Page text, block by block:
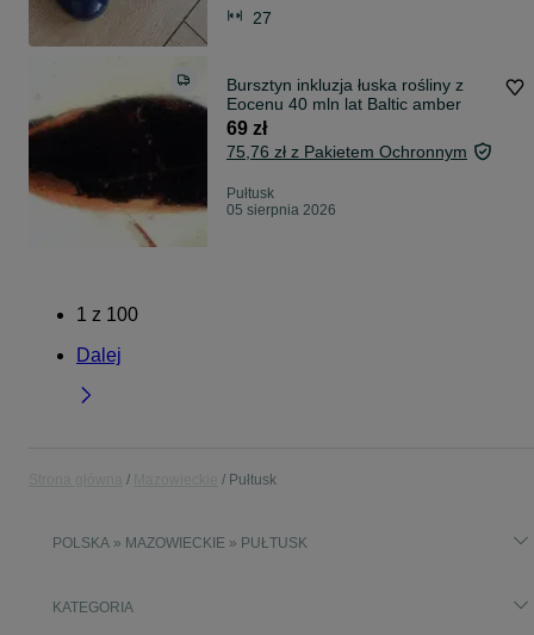
27
Bursztyn inkluzja łuska rośliny z
Eocenu 40 mln lat Baltic amber
69 zł
75,76 zł z Pakietem Ochronnym
Pułtusk
05 sierpnia 2026
1 z 100
Dalej
Pułtusk
POLSKA » MAZOWIECKIE » PUŁTUSK
KATEGORIA